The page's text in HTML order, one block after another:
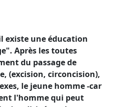
existe une éducation
Après les toutes
du passage de
(excision, circoncision),
le jeune homme -car
l'homme qui peut